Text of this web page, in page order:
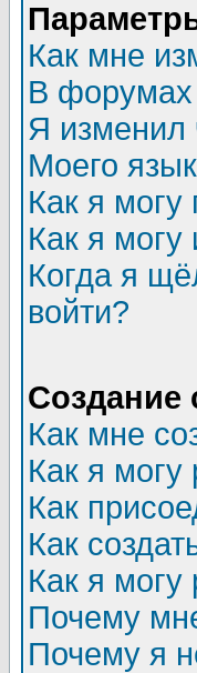
Как мне
В форумах
Я изменил
Моего
Как я могу
Как я могу
Когда я
войти?
Создание
Как мне
Как я могу
Как
Как
Как я могу
Почему
Почему я